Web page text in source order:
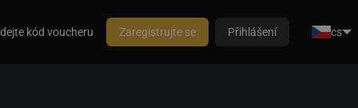
kód voucheru Zaregistrujte se Přihlášení cs